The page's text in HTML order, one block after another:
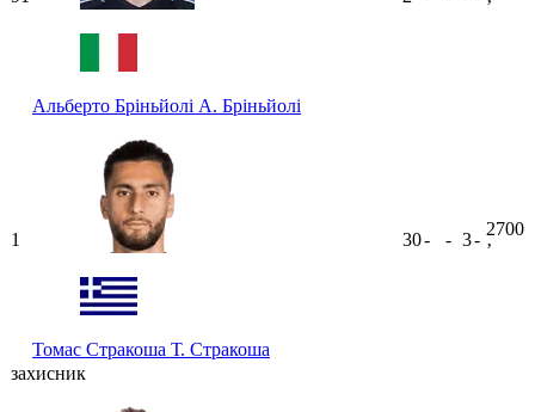
Альберто Бріньйолі А. Бріньйолі
ʼ
1
Томас Стракоша Т. Стракоша
30- - 3-
2700
ʼ
захисник